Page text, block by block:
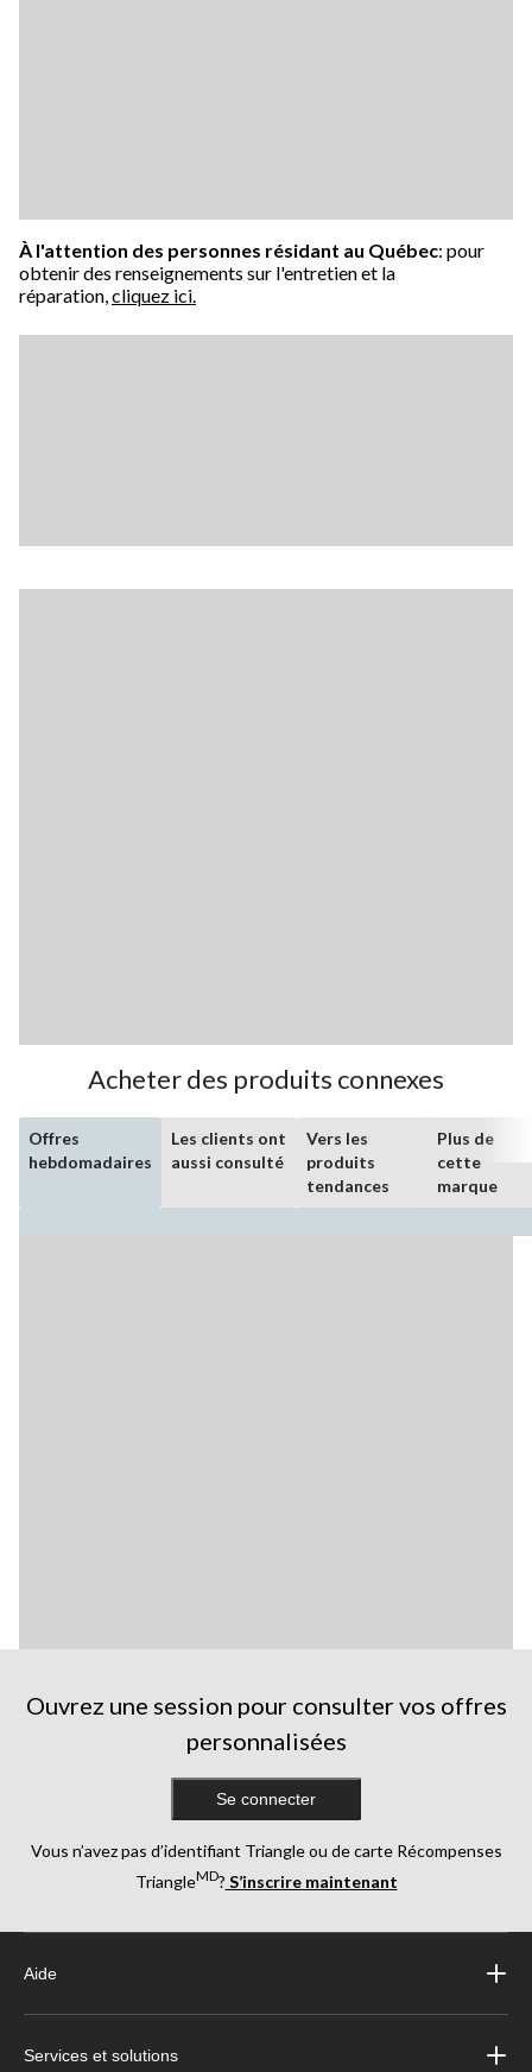
À l'attention des personnes résidant au Québec: pour
obtenir des renseignements sur l'entretien et la
réparation,cliquez ici.
Acheter des produits connexes
Offres
hebdomadaires
Les clients ont
aussi consulté
Vers les
produits
tendances
Plus de
cette
marque
Ouvrez une session pour consulter vos offres
personnalisées
Se connecter
Vous n’avez pas d’identifiant Triangle ou de carte Récompenses
TriangleMD? S’inscrire maintenant
Aide
Services et solutions